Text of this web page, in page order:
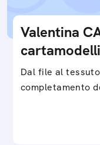
Valentina
cartamodelli
Dal file al
completamento